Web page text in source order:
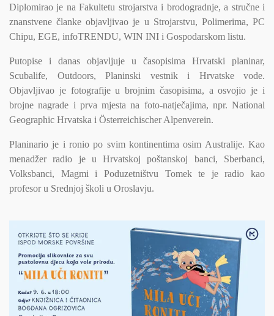
Diplomirao je na Fakultetu strojarstva i brodogradnje, a stručne i
znanstvene članke objavljivao je u Strojarstvu, Polimerima, PC
Chipu, EGE, infoTRENDU, WIN INI i Gospodarskom listu.
Putopise i danas objavljuje u časopisima Hrvatski planinar,
Scubalife, Outdoors, Planinski vestnik i Hrvatske vode.
Objavljivao je fotografije u brojnim časopisima, a osvojio je i
brojne nagrade i prva mjesta na foto-natječajima, npr. National
Geographic Hrvatska i Österreichischer Alpenverein.
Planinario je i ronio po svim kontinentima osim Australije. Kao
menadžer radio je u Hrvatskoj poštanskoj banci, Sberbanci,
Volksbanci, Magmi i Poduzetništvu Tomek te je radio kao
profesor u Srednjoj školi u Oroslavju.